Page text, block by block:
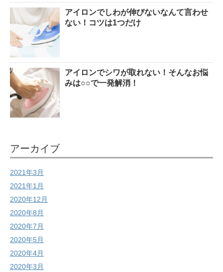
アイロンでしわが伸びないなんて言わせ
ない！コツは1つだけ
アイロンでシワが取れない！そんなお悩
みは○○で一発解消！
アーカイブ
2021年3月
2021年1月
2020年12月
2020年8月
2020年7月
2020年5月
2020年4月
2020年3月